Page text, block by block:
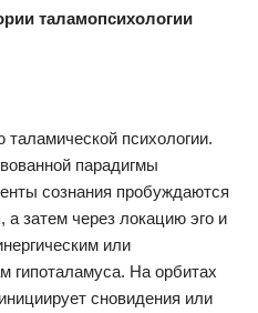
таламопсихологии
психологии.
парадигмы
сознания пробуждаются
а затем через локацию эго и
или
гипоталамуса. На орбитах
сновидения или